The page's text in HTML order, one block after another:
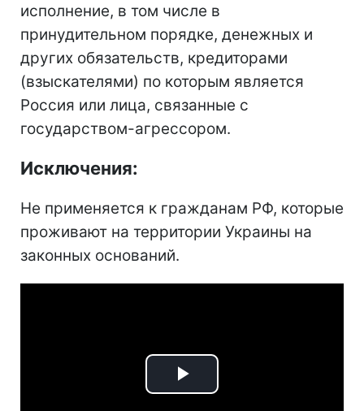
исполнение, в том числе в
принудительном порядке, денежных и
других обязательств, кредиторами
(взыскателями) по которым является
Россия или лица, связанные с
государством-агрессором.
Исключения:
Не применяется к гражданам РФ, которые
проживают на территории Украины на
законных оснований.
Play